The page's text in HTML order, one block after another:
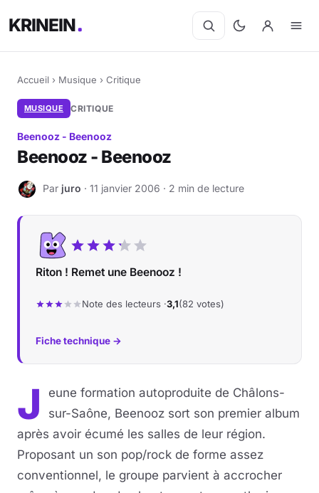
KRINEIN
Accueil › Musique › Critique
MUSIQUE CRITIQUE
Beenooz - Beenooz
Beenooz - Beenooz
J Par juro · 11 janvier 2006 · 2 min de lecture
Riton ! Remet une Beenooz !
Note des lecteurs ·3,1(82 votes)
Fiche technique →
J
eune formation autoproduite de Châlons-
sur-Saône, Beenooz sort son premier album
après avoir écumé les salles de leur région.
Proposant un son pop/rock de forme assez
conventionnel, le groupe parvient à accrocher